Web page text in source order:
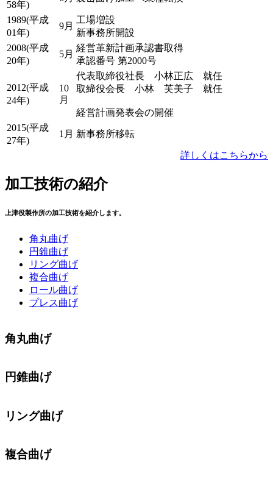
58年)
1989(平成
01年)
9月
工場増設
新事務所開設
2008(平成
20年)
5月
経営革新計画承認書取得
承認番号 第2000号
2012(平成
24年)
10
月
代表取締役社長 小林正広 就任
取締役会長 小林 芙美子 就任
経営計画発表会の開催
2015(平成
27年)
1月 新事務所移転
詳しくはこちらから
加工技術の紹介
上津役製作所の加工技術を紹介します。
角丸曲げ
円錐曲げ
リング曲げ
複合曲げ
ロール曲げ
プレス曲げ
角丸曲げ
円錐曲げ
リング曲げ
複合曲げ